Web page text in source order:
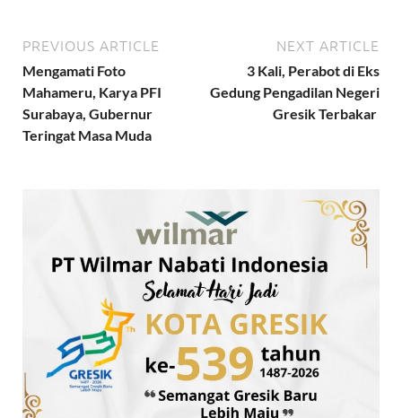
PREVIOUS ARTICLE
Mengamati Foto
Mahameru, Karya PFI
Surabaya, Gubernur
Teringat Masa Muda
NEXT ARTICLE
3 Kali, Perabot di Eks
Gedung Pengadilan Negeri
Gresik Terbakar